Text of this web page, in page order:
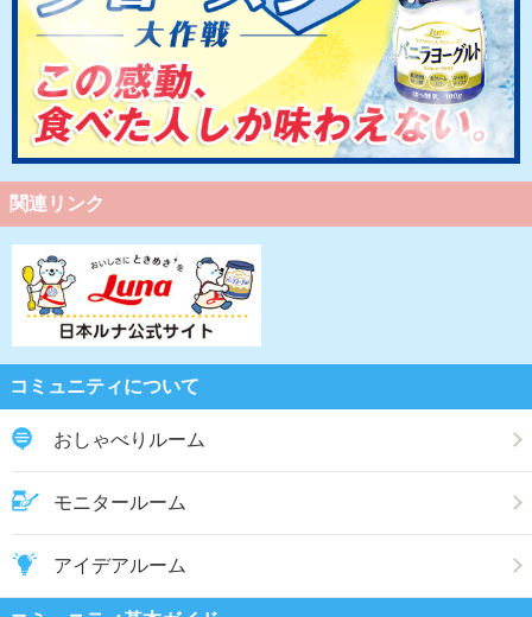
関連リンク
コミュニティについて
おしゃべりルーム
モニタールーム
アイデアルーム